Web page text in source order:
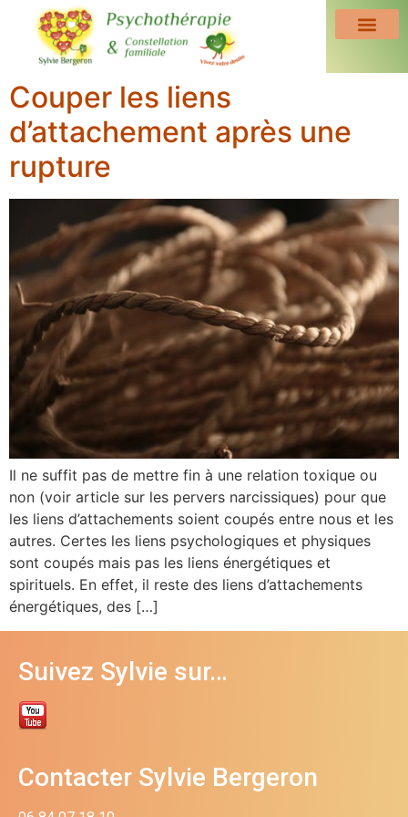
Couper les liens
d’attachement après une
rupture
Il ne suffit pas de mettre fin à une relation toxique ou
non (voir article sur les pervers narcissiques) pour que
les liens d’attachements soient coupés entre nous et les
autres. Certes les liens psychologiques et physiques
sont coupés mais pas les liens énergétiques et
spirituels. En effet, il reste des liens d’attachements
énergétiques, des […]
Suivez Sylvie sur…
Contacter Sylvie Bergeron